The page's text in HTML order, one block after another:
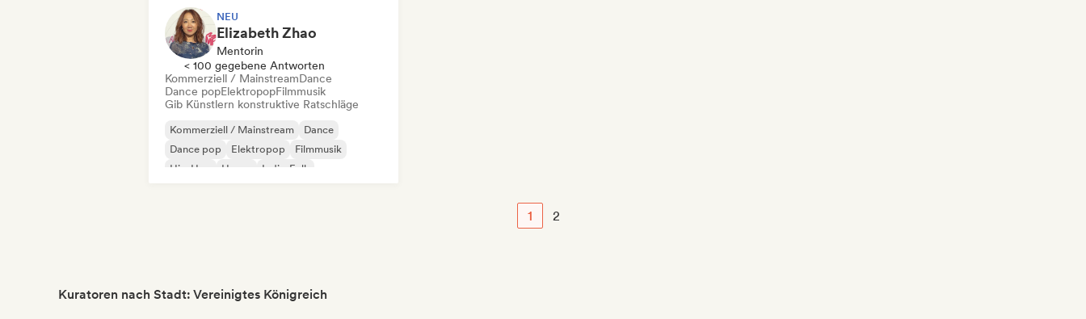
NEU
Elizabeth Zhao
Mentorin
< 100 gegebene Antworten
Kommerziell / MainstreamDance
Dance popElektropopFilmmusik
Gib Künstlern konstruktive Ratschläge
Kommerziell / Mainstream
Dance
Dance pop
Elektropop
Filmmusik
Hip-Hop
House Indie-Folk
1 2
Kuratoren nach Stadt: Vereinigtes Königreich